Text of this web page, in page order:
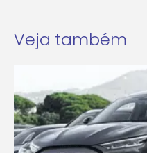
Veja também